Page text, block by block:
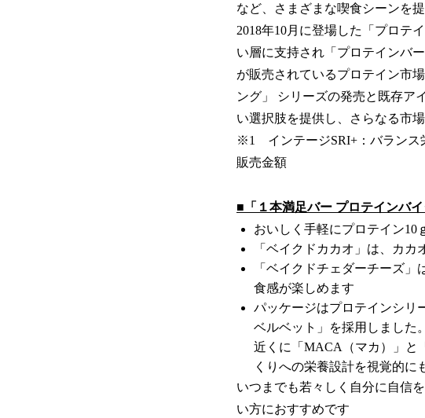
など、さまざまな喫食シーンを提
2018年10月に登場した「プロテ
い層に支持され「プロテインバ
が販売されているプロテイン市
ング」 シリーズの発売と既存ア
い選択肢を提供し、さらなる市
※1 インテージSRI+：バランス
販売金額
■「１本満足バー プロテインバ
おいしく手軽にプロテイン10
「ベイクドカカオ」は、カ
「ベイクドチェダーチーズ
食感が楽しめます
パッケージはプロテインシリ
ベルベット」を採用しました
近くに「MACA（マカ）」と
くりへの栄養設計を視覚的に
いつまでも若々しく自分に自信
い方におすすめです